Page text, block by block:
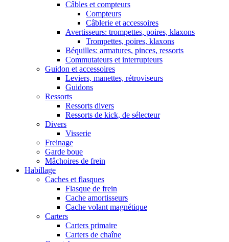
Câbles et compteurs
Compteurs
Câblerie et accessoires
Avertisseurs: trompettes, poires, klaxons
Trompettes, poires, klaxons
Béquilles: armatures, pinces, ressorts
Commutateurs et interrupteurs
Guidon et accessoires
Leviers, manettes, rétroviseurs
Guidons
Ressorts
Ressorts divers
Ressorts de kick, de sélecteur
Divers
Visserie
Freinage
Garde boue
Mâchoires de frein
Habillage
Caches et flasques
Flasque de frein
Cache amortisseurs
Cache volant magnétique
Carters
Carters primaire
Carters de chaîne